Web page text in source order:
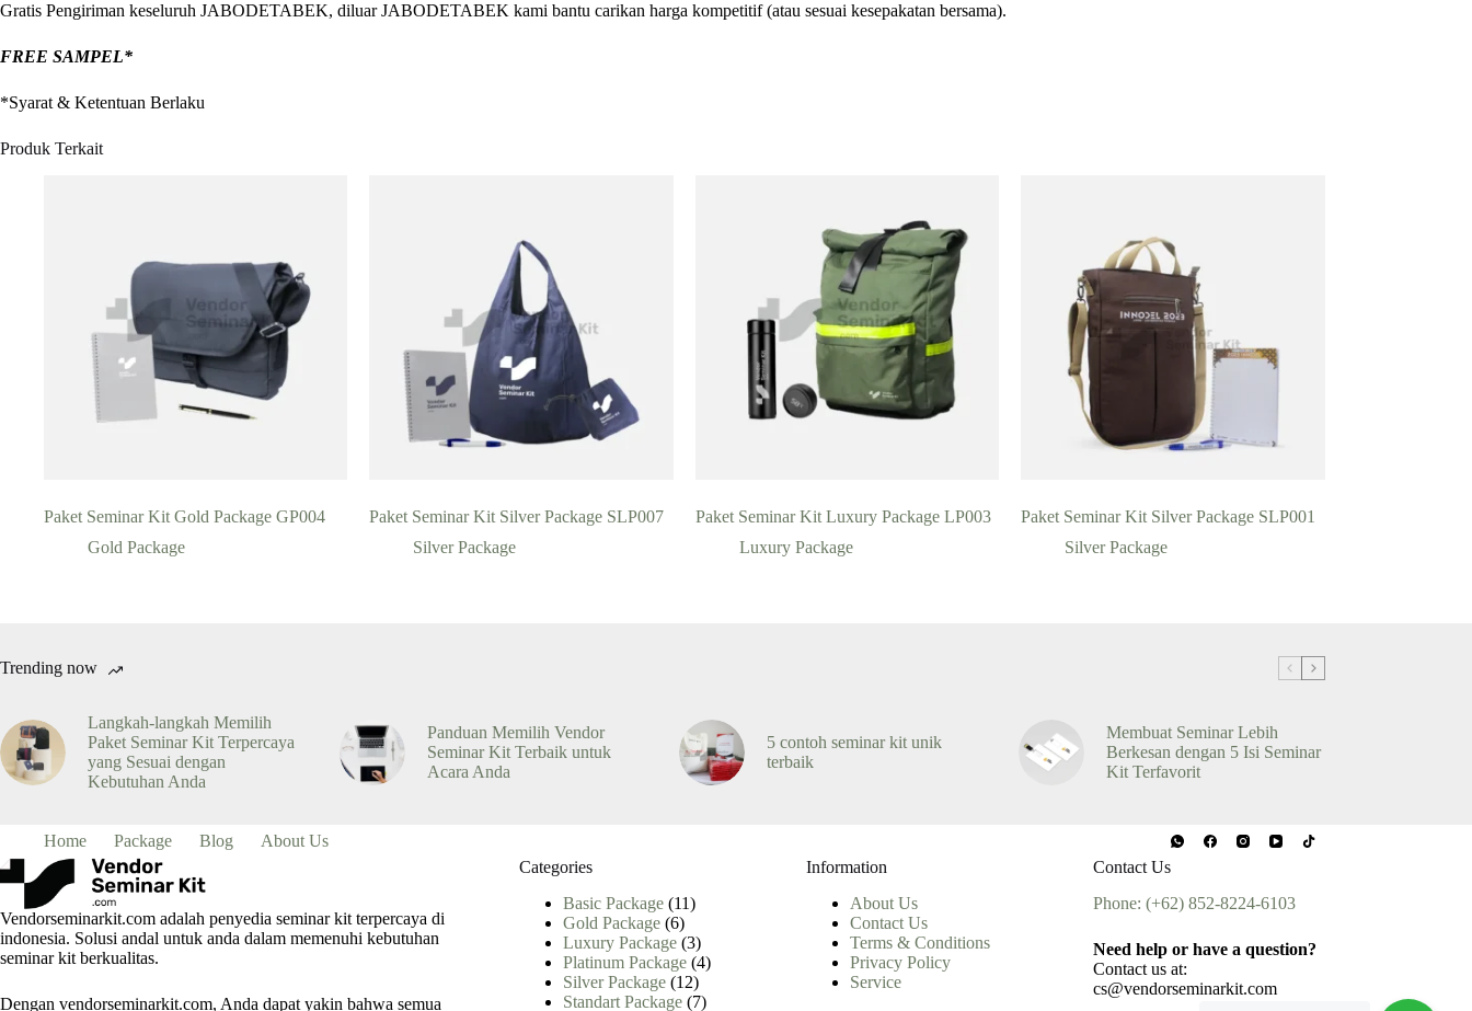
Gratis Pengiriman keseluruh JABODETABEK, diluar JABODETABEK kami bantu carikan harga kompetitif (atau sesuai kesepakatan bersama).
FREE SAMPEL*
*Syarat & Ketentuan Berlaku
Produk Terkait
Paket Seminar Kit Gold Package GP004
Gold Package
Paket Seminar Kit Silver Package SLP007
Silver Package
Paket Seminar Kit Luxury Package LP003
Luxury Package
Paket Seminar Kit Silver Package SLP001
Silver Package
Trending now
Langkah-langkah Memilih
Paket Seminar Kit Terpercaya
yang Sesuai dengan
Kebutuhan Anda
Panduan Memilih Vendor
Seminar Kit Terbaik untuk
Acara Anda
5 contoh seminar kit unik
terbaik
Membuat Seminar Lebih
Berkesan dengan 5 Isi Seminar
Kit Terfavorit
Home Package Blog About Us
Vendorseminarkit.com adalah penyedia seminar kit terpercaya di
indonesia. Solusi andal untuk anda dalam memenuhi kebutuhan
seminar kit berkualitas.
Dengan vendorseminarkit.com, Anda dapat yakin bahwa semua
Categories
Basic Package 1111
Gold Package 66
Produk
Luxury Package 33
Produk
Platinum Package 44
Silver Package 1212
Produk
Standart Package 77
Information
About Us
Contact Us
Terms & Conditions
Privacy Policy
Service
Contact Us
Phone: (+62) 852-8224-6103
Need help or have a question?
Contact us at:
cs@vendorseminarkit.com